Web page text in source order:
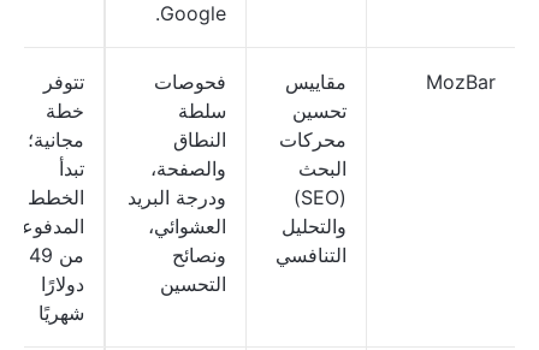
Google.
MozBar
مقاييس
تحسين
محركات
البحث
(SEO)
والتحليل
التنافسي
فحوصات
سلطة
النطاق
والصفحة،
ودرجة البريد
العشوائي،
ونصائح
التحسين
تتوفر
خطة
مجانية؛
تبدأ
الخطط
المدفوعة
من 49
دولارًا
شهريًا